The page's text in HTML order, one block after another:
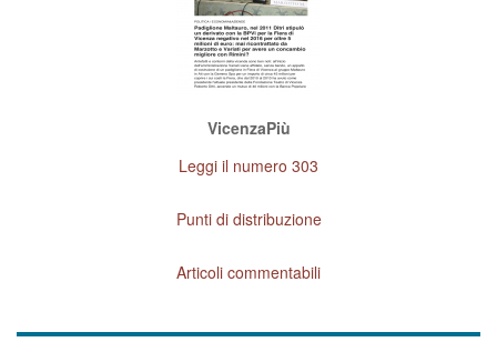
VicenzaPiù
Leggi il numero 303
Punti di distribuzione
Articoli commentabili